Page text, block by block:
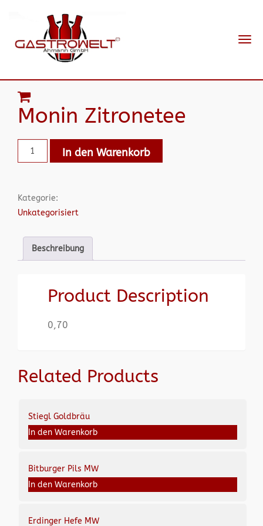
Monin Zitronetee
In den Warenkorb
Kategorie:
Unkategorisiert
Beschreibung
Product Description
0,70
Related Products
Stiegl Goldbräu
In den Warenkorb
Bitburger Pils MW
In den Warenkorb
Erdinger Hefe MW